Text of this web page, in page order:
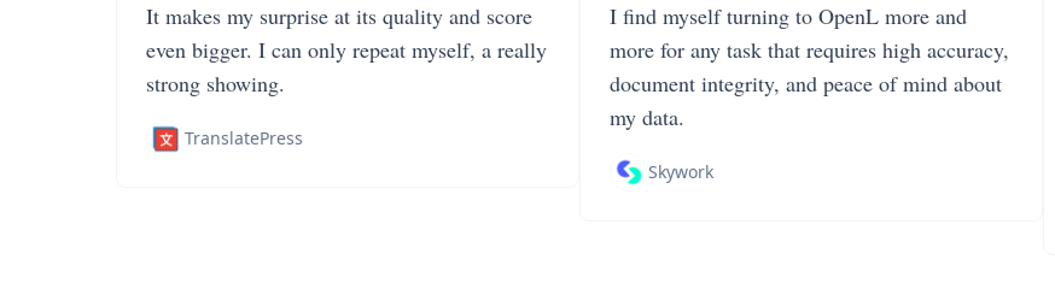
It makes my surprise at its quality and score
even bigger. I can only repeat myself, a really
strong showing.
TranslatePress
I find myself turning to OpenL more and
more for any task that requires high accuracy,
document integrity, and peace of mind about
my data.
Skywork